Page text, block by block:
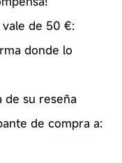
de 50 €:
donde lo
de su reseña
de compra a: